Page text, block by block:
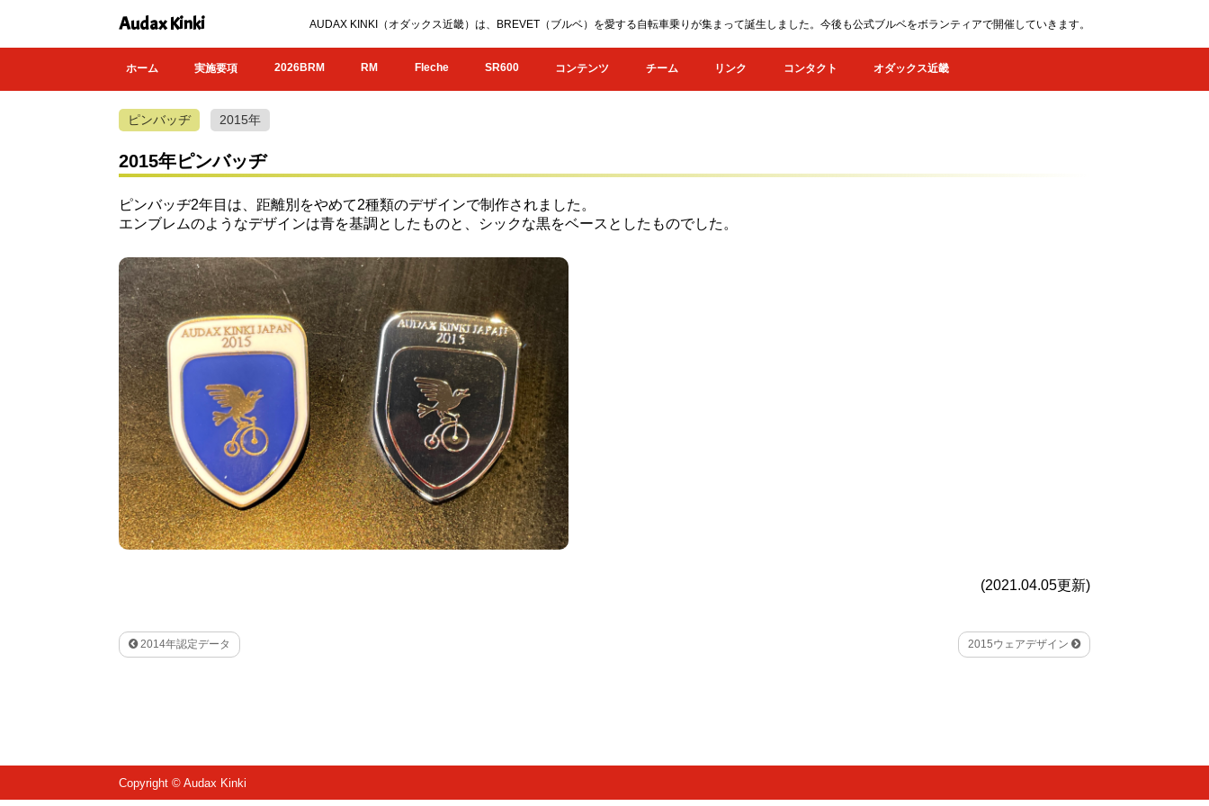
Audax Kinki AUDAX KINKI（オダックス近畿）は、BREVET（ブルベ）を愛する自転車乗りが集まって誕生しました。今後も公式ブルベをボランティアで開催していきます。
ホーム 実施要項 2026BRM RM Fleche SR600 コンテンツ チーム リンク コンタクト オダックス近畿
ピンバッヂ 2015年
2015年ピンバッヂ
ピンバッヂ2年目は、距離別をやめて2種類のデザインで制作されました。
エンブレムのようなデザインは青を基調としたものと、シックな黒をベースとしたものでした。
(2021.04.05更新)
2014年認定データ 2015ウェアデザイン
Copyright © Audax Kinki